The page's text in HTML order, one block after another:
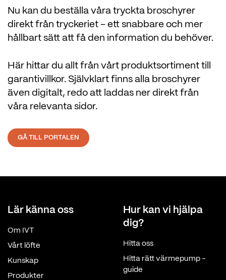
Nu kan du beställa våra tryckta broschyrer
direkt från tryckeriet – ett snabbare och mer
hållbart sätt att få den information du behöver.
Här hittar du allt från vårt produktsortiment till
garantivillkor. Självklart finns alla broschyrer
även digitalt, redo att laddas ner direkt från
våra relevanta sidor.
GÅ TILL PORTALEN
Lär känna oss
Om IVT
Vårt löfte
Kunskap
Produkter
Hur kan vi hjälpa
dig?
Hitta oss
Hitta rätt värmepump -
guide